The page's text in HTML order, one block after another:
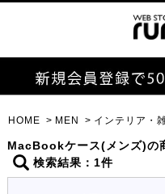
HOME MEN インテリア・
MacBookケース(メンズ)の
検索結果：1件